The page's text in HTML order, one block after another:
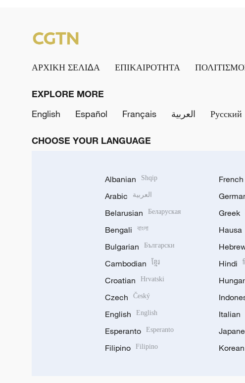
ΑΡΧΙΚΗ ΣΕΛΙΔΑ ΕΠΙΚΑΙΡΟΤΗΤΑ
EXPLORE MORE
English
Español Français العربية Русский
CHOOSE YOUR LANGUAGE
Albanian Shqip
Arabic العربية
Belarusian Беларуская
Bengali বাংলা
Bulgarian Български
Cambodian ខ្មែរ
Croatian Hrvatski
Czech Český
English English
Esperanto Esperanto
Filipino Filipino
French
Greek
Hausa
Hindi
Italian
Korean